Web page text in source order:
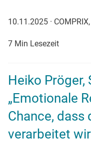
10.11.2025 ·
7 Min Lesezeit
Heiko Pröger,
„Emotionale
Chance,
verarbeitet